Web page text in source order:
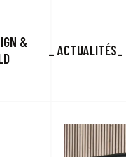
&
ACTUALITÉS